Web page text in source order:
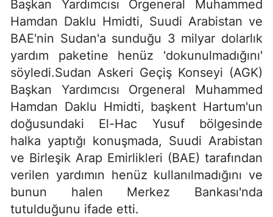
Başkan Yardımcısı Orgeneral Muhammed
Hamdan Daklu Hmidti, Suudi Arabistan ve
BAE'nin Sudan'a sunduğu 3 milyar dolarlık
yardım paketine henüz 'dokunulmadığını'
söyledi.Sudan Askeri Geçiş Konseyi (AGK)
Başkan Yardımcısı Orgeneral Muhammed
Hamdan Daklu Hmidti, başkent Hartum'un
doğusundaki El-Hac Yusuf bölgesinde
halka yaptığı konuşmada, Suudi Arabistan
ve Birleşik Arap Emirlikleri (BAE) tarafından
verilen yardımın henüz kullanılmadığını ve
bunun halen Merkez Bankası'nda
tutulduğunu ifade etti.